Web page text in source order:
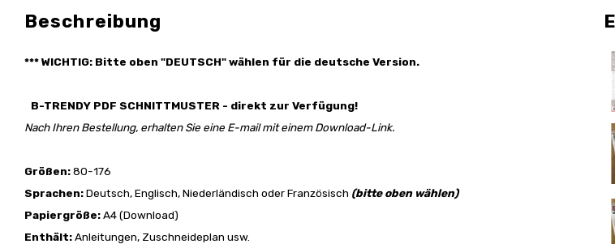
Beschreibung
*** WICHTIG: Bitte oben "DEUTSCH" wählen für die deutsche Version.
B-TRENDY PDF SCHNITTMUSTER - direkt zur Verfügung!
Nach Ihren Bestellung, erhalten Sie eine E-mail mit einem Download-Link.
Größen:80-176
Sprachen:Deutsch, Englisch, Niederländisch oder Französisch (bitte oben wählen)
Papiergröße:A4 (Download)
Enthält:Anleitungen, Zuschneideplan usw.